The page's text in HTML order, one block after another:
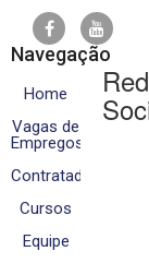
Navegação
Home
Vagas de
Empregos
Contratados
Cursos
Equipe